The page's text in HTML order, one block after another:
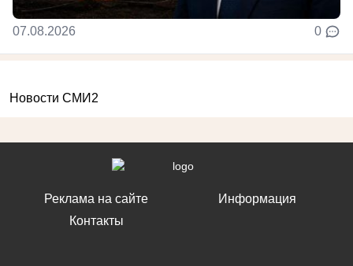
07.08.2026 0
Новости СМИ2
Реклама на сайте
Контакты
Информация